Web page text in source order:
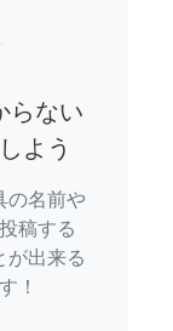
らない
よう
の名前や
稿する
が出来る
！